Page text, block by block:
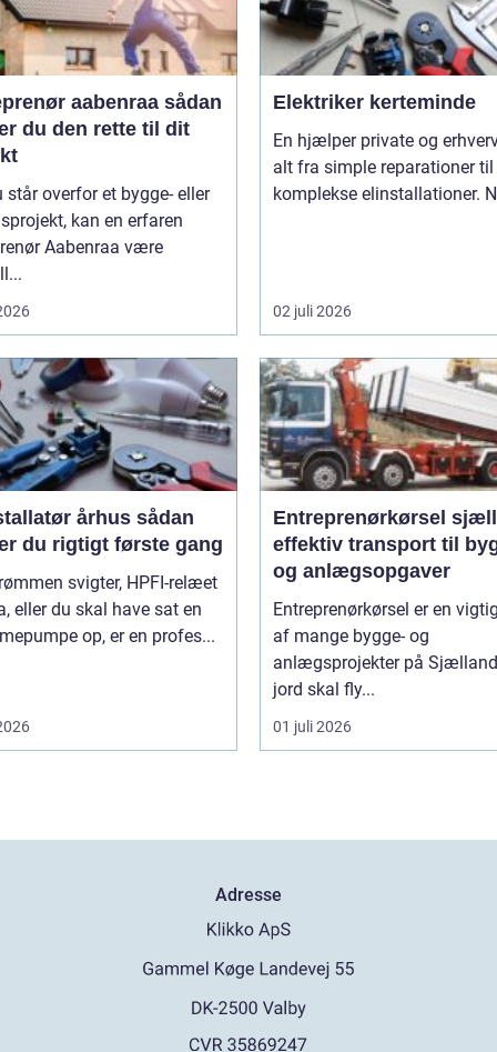
aabenraa sådan
du den rette til dit
står overfor et bygge- eller
kan en erfaren
Aabenraa være
Elektriker kerteminde
En hjælper private og erhverv med
alt fra simple reparationer til
komplekse elinstallationer.
02 juli 2026
århus sådan
du rigtigt første gang
svigter, HPFI-relæet
eller du skal have sat en
op, er en profes...
Entreprenørkørsel
effektiv transport til
og anlægsopgaver
Entreprenørkørsel er en
af mange bygge- og
anlægsprojekter på
jord skal fly...
01 juli 2026
Adresse